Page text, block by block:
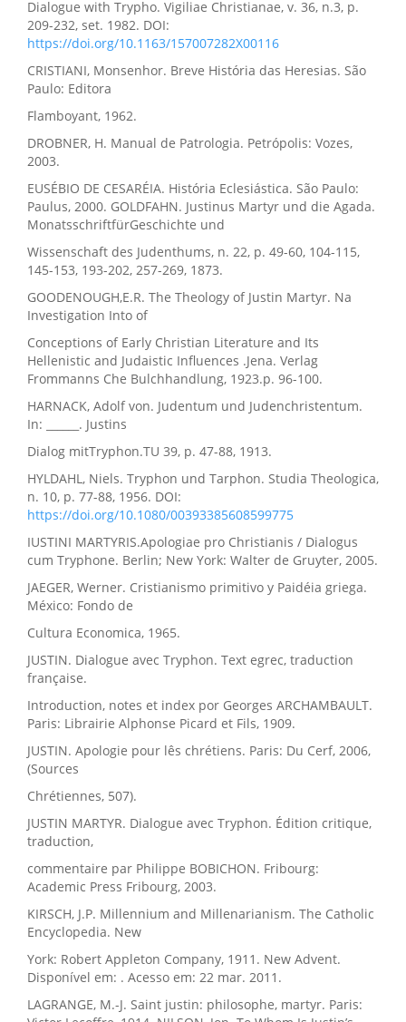
Dialogue with Trypho. Vigiliae Christianae, v. 36, n.3, p.
209-232, set. 1982. DOI:
https://doi.org/10.1163/157007282X00116
CRISTIANI, Monsenhor. Breve História das Heresias. São
Paulo: Editora
Flamboyant, 1962.
DROBNER, H. Manual de Patrologia. Petrópolis: Vozes,
2003.
EUSÉBIO DE CESARÉIA. História Eclesiástica. São Paulo:
Paulus, 2000. GOLDFAHN. Justinus Martyr und die Agada.
MonatsschriftfürGeschichte und
Wissenschaft des Judenthums, n. 22, p. 49-60, 104-115,
145-153, 193-202, 257-269, 1873.
GOODENOUGH,E.R. The Theology of Justin Martyr. Na
Investigation Into of
Conceptions of Early Christian Literature and Its
Hellenistic and Judaistic Influences .Jena. Verlag
Frommanns Che Bulchhandlung, 1923.p. 96-100.
HARNACK, Adolf von. Judentum und Judenchristentum.
In: ______. Justins
Dialog mitTryphon.TU 39, p. 47-88, 1913.
HYLDAHL, Niels. Tryphon und Tarphon. Studia Theologica,
n. 10, p. 77-88, 1956. DOI:
https://doi.org/10.1080/00393385608599775
IUSTINI MARTYRIS.Apologiae pro Christianis / Dialogus
cum Tryphone. Berlin; New York: Walter de Gruyter, 2005.
JAEGER, Werner. Cristianismo primitivo y Paidéia griega.
México: Fondo de
Cultura Economica, 1965.
JUSTIN. Dialogue avec Tryphon. Text egrec, traduction
française.
Introduction, notes et index por Georges ARCHAMBAULT.
Paris: Librairie Alphonse Picard et Fils, 1909.
JUSTIN. Apologie pour lês chrétiens. Paris: Du Cerf, 2006,
(Sources
Chrétiennes, 507).
JUSTIN MARTYR. Dialogue avec Tryphon. Édition critique,
traduction,
commentaire par Philippe BOBICHON. Fribourg:
Academic Press Fribourg, 2003.
KIRSCH, J.P. Millennium and Millenarianism. The Catholic
Encyclopedia. New
York: Robert Appleton Company, 1911. New Advent.
Disponível em: . Acesso em: 22 mar. 2011.
LAGRANGE, M.-J. Saint justin: philosophe, martyr. Paris: